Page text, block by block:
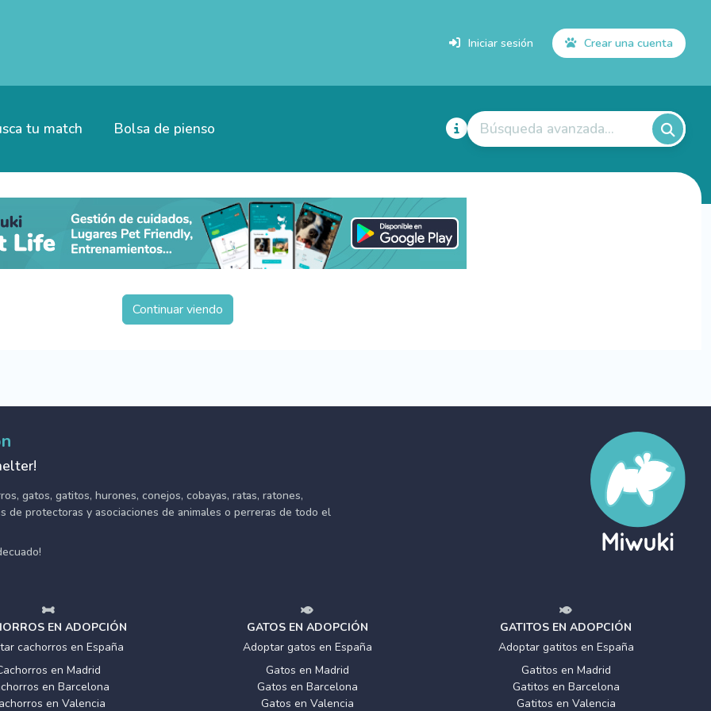
Iniciar sesión Crear una cuenta
tu match Bolsa de pienso Búsqueda avanzada...
Continuar viendo
gatos, gatitos, hurones, conejos, cobayas, ratas, ratones,
de protectoras y asociaciones de animales o perreras de todo el
EN ADOPCIÓN
cachorros en España
en Madrid
en Barcelona
en Valencia
GATOS EN ADOPCIÓN
Adoptar gatos en España
Gatos en Madrid
Gatos en Barcelona
Gatos en Valencia
GATITOS EN ADOPCIÓN
Adoptar gatitos en España
Gatitos en Madrid
Gatitos en Barcelona
Gatitos en Valencia